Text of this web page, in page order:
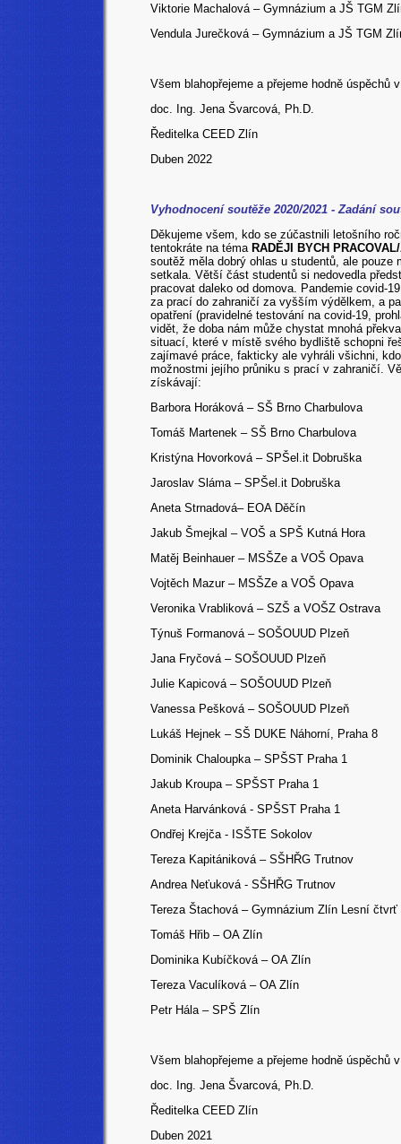
Viktorie Machalová – Gymnázium a JŠ TGM
Vendula Jurečková – Gymnázium a JŠ TGM
Všem blahopřejeme a přejeme hodně
doc. Ing. Jena Švarcová, Ph.D.
Ředitelka CEED Zlín
Duben 2022
Vyhodnocení soutěže 2020/2021 - Zadání
Děkujeme všem, kdo se zúčastnili letošního
tentokráte na téma RADĚJI BYCH
soutěž měla dobrý ohlas u studentů, ale
setkala. Větší část studentů si nedovedla
pracovat daleko od domova. Pandemie covid-
za prací do zahraničí za vyšším výdělkem, a
opatření (pravidelné testování na covid-19,
vidět, že doba nám může chystat mnohá
situací, které v místě svého bydliště schopni
zajímavé práce, fakticky ale vyhráli všichni,
možnostmi jejího průniku s prací v zahraničí.
získávají:
Barbora Horáková – SŠ Brno Charbulova
Tomáš Martenek – SŠ Brno Charbulova
Kristýna Hovorková – SPŠel.it Dobruška
Jaroslav Sláma – SPŠel.it Dobruška
Aneta Strnadová– EOA Děčín
Jakub Šmejkal – VOŠ a SPŠ Kutná Hora
Matěj Beinhauer – MSŠZe a VOŠ Opava
Vojtěch Mazur – MSŠZe a VOŠ Opava
Veronika Vrabliková – SZŠ a VOŠZ Ostrava
Týnuš Formanová – SOŠOUUD Plzeň
Jana Fryčová – SOŠOUUD Plzeň
Julie Kapicová – SOŠOUUD Plzeň
Vanessa Pešková – SOŠOUUD Plzeň
Lukáš Hejnek – SŠ DUKE Náhorní, Praha 8
Dominik Chaloupka – SPŠST Praha 1
Jakub Kroupa – SPŠST Praha 1
Aneta Harvánková - SPŠST Praha 1
Ondřej Krejča - ISŠTE Sokolov
Tereza Kapitániková – SŠHŘG Trutnov
Andrea Neťuková - SŠHŘG Trutnov
Tereza Štachová – Gymnázium Zlín Lesní čtvrť
Tomáš Hřib – OA Zlín
Dominika Kubíčková – OA Zlín
Tereza Vaculíková – OA Zlín
Petr Hála – SPŠ Zlín
Všem blahopřejeme a přejeme hodně
doc. Ing. Jena Švarcová, Ph.D.
Ředitelka CEED Zlín
Duben 2021